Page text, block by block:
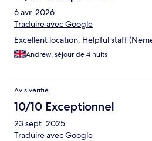
6 avr. 2026
Traduire avec Google
Excellent location. Helpful staff
Andrew, séjour de 4 nuits
Avis vérifié
10/10 Exceptionnel
23 sept. 2025
Traduire avec Google